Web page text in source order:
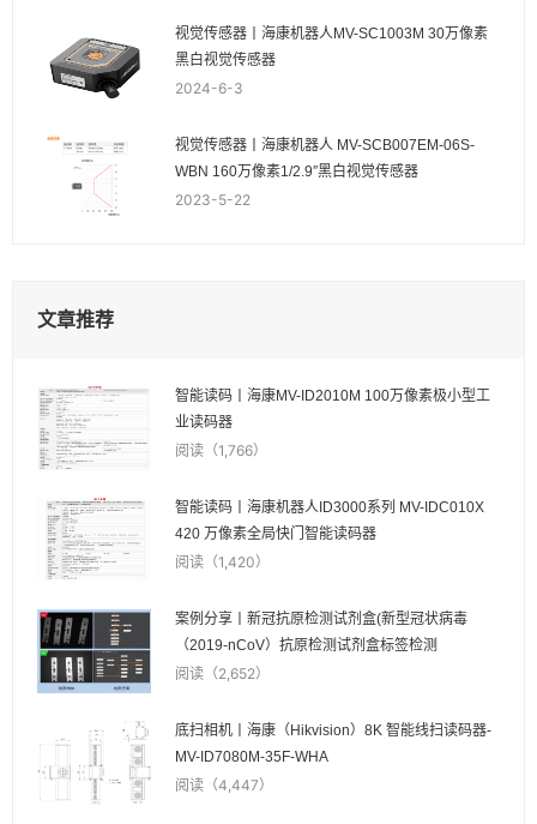
视觉传感器丨海康机器人MV-SC1003M 30万像素
黑白视觉传感器
2024-6-3
视觉传感器丨海康机器人 MV-SCB007EM-06S-
WBN 160万像素1/2.9″黑白视觉传感器
2023-5-22
文章推荐
智能读码丨海康MV-ID2010M 100万像素极小型工
业读码器
阅读（1,766）
智能读码丨海康机器人ID3000系列 MV-IDC010X
420 万像素全局快门智能读码器
阅读（1,420）
案例分享丨新冠抗原检测试剂盒(新型冠状病毒
（2019-nCoV）抗原检测试剂盒标签检测
阅读（2,652）
底扫相机丨海康（Hikvision）8K 智能线扫读码器-
MV-ID7080M-35F-WHA
阅读（4,447）